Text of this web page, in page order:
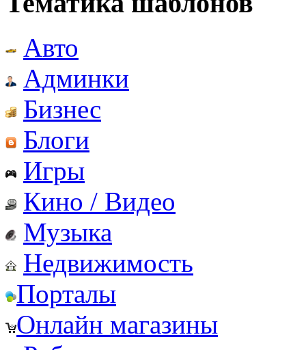
Авто
Админки
Бизнес
Блоги
Игры
Кино / Видео
Музыка
Недвижимость
Порталы
Онлайн магазины